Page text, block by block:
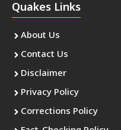
Quakes Links
About Us
Contact Us
Disclaimer
Privacy Policy
Corrections Policy